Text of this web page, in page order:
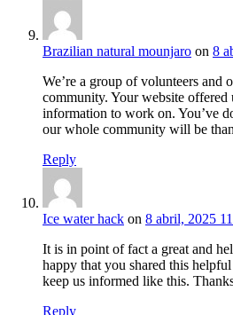
Brazilian natural mounjaro on 8
We’re a group of volunteers and
community. Your website offered
information to work on. You’ve
our whole community will be
Reply
Ice water hack on 8 abril, 2025
It is in point of fact a great and
happy that you shared this
keep us informed like this.
Reply